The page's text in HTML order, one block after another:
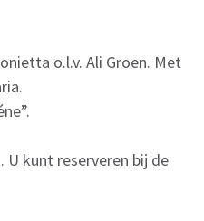
o.l.v. Ali Groen. Met
kunt reserveren bij de